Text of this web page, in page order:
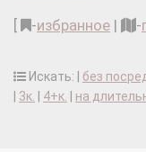
-избранное | -
Искать: | без
3к. 4+к. на